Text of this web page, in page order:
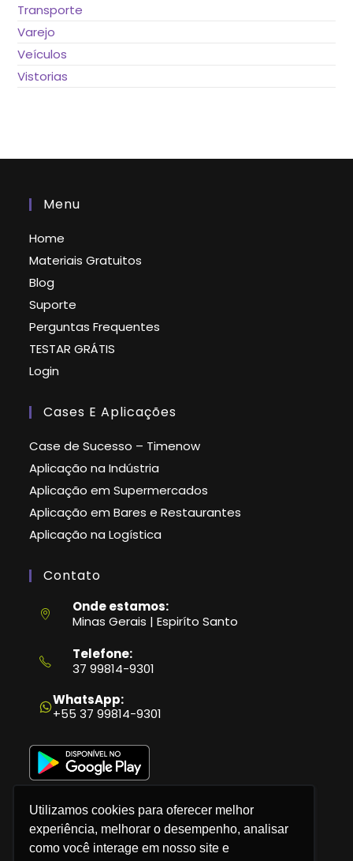
Utilizamos cookies para oferecer melhor
experiência, melhorar o desempenho, analisar
como você interage em nosso site e
Transporte
Varejo
Veículos
Vistorias
Menu
Home
Materiais Gratuitos
Blog
Suporte
Perguntas Frequentes
TESTAR GRÁTIS
Login
Cases E Aplicações
Case de Sucesso – Timenow
Aplicação na Indústria
Aplicação em Supermercados
Aplicação em Bares e Restaurantes
Aplicação na Logística
Contato
Onde estamos:
Minas Gerais | Espiríto Santo
Telefone:
37 99814-9301
em
seu
aplicativo
WhatsApp:
+55 37 99814-9301
Política de Privacidade